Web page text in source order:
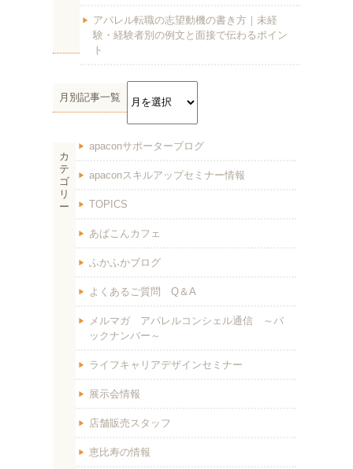
アパレル転職の志望動機の書き方｜未経
験・経験者別の例文と面接で伝わるポイン
ト
月別記事一覧
カ
テ
ゴ
リ
ー
apaconサポーターブログ
apaconスキルアップセミナー情報
TOPICS
あぱこんカフェ
ふかふかブログ
よくあるご質問 Q＆A
メルマガ アパレルコンシェル通信 ～バ
ックナンバー～
ライフキャリアデザインセミナー
展示会情報
店舗販売スタッフ
恵比寿の情報